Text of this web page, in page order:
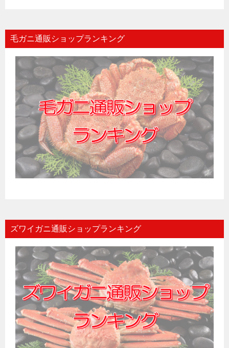
毛ガニ通販ショップランキング
ズワイガニ通販ショップランキング